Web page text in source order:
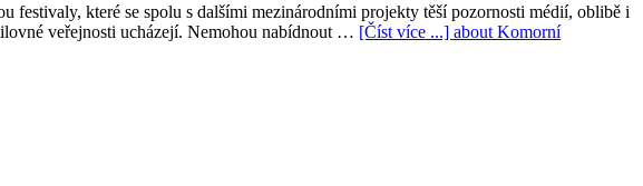
které se spolu s dalšími mezinárodními projekty těší pozornosti médií, oblibě i
veřejnosti ucházejí. Nemohou nabídnout … [Číst více ...] about Komorní